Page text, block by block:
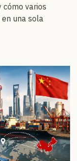
cómo varios
una sola